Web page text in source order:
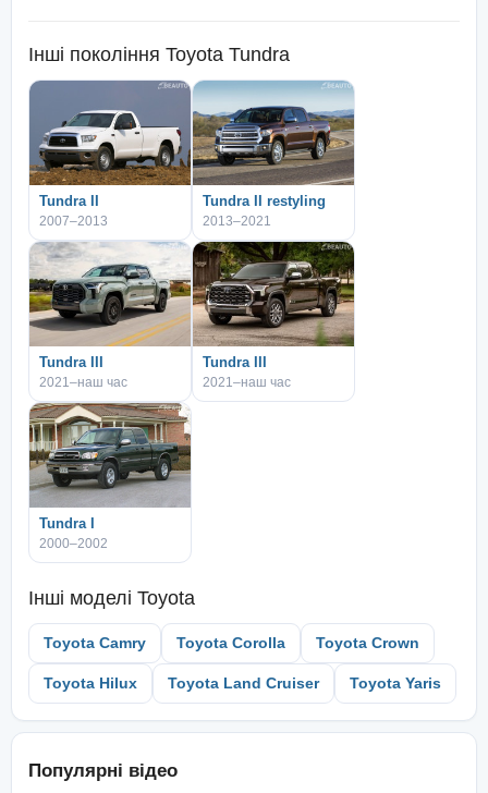
Інші покоління Toyota Tundra
Tundra II
2007–2013
Tundra II restyling
2013–2021
Tundra III
2021–наш час
Tundra III
2021–наш час
Tundra I
2000–2002
Інші моделі Toyota
Toyota Camry Toyota Corolla Toyota Crown
Toyota Hilux Toyota Land Cruiser Toyota Yaris
Популярні відео